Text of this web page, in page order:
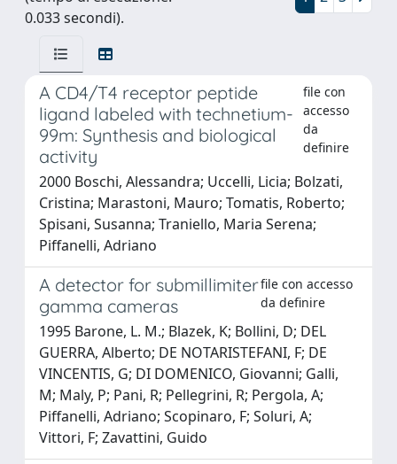
0.033 secondi).
A CD4/T4 receptor peptide
ligand labeled with technetium-
99m: Synthesis and biological
activity
file con
accesso
da
definire
2000 Boschi, Alessandra; Uccelli, Licia; Bolzati,
Cristina; Marastoni, Mauro; Tomatis, Roberto;
Spisani, Susanna; Traniello, Maria Serena;
Piffanelli, Adriano
A detector for submillimiter
gamma cameras
file con accesso
da definire
1995 Barone, L. M.; Blazek, K; Bollini, D; DEL
GUERRA, Alberto; DE NOTARISTEFANI, F; DE
VINCENTIS, G; DI DOMENICO, Giovanni; Galli,
M; Maly, P; Pani, R; Pellegrini, R; Pergola, A;
Piffanelli, Adriano; Scopinaro, F; Soluri, A;
Vittori, F; Zavattini, Guido